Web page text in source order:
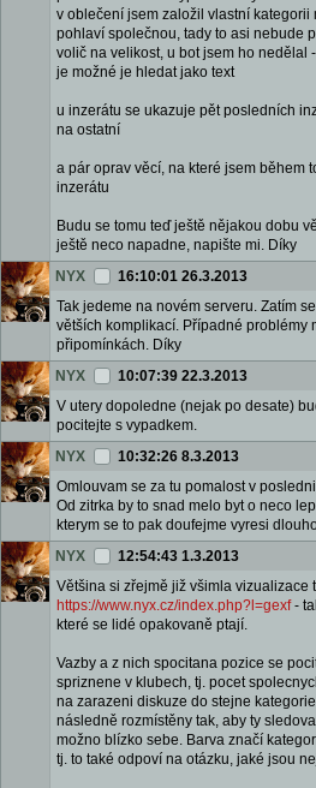
v oblečení jsem založil vlastní kategorii
pohlaví společnou, tady to asi nebude
volič na velikost, u bot jsem ho nedělal
je možné je hledat jako text
u inzerátu se ukazuje pět posledních
na ostatní
a pár oprav věcí, na které jsem během
inzerátu
Budu se tomu teď ještě nějakou dobu
ještě neco napadne, napište mi. Díky
NYX
16:10:01 26.3.2013
Tak jedeme na novém serveru. Zatím
větších komplikací. Případné problémy
připomínkách. Díky
NYX
10:07:39 22.3.2013
V utery dopoledne (nejak po desate)
pocitejte s vypadkem.
NYX
10:32:26 8.3.2013
Omlouvam se za tu pomalost v
Od zitrka by to snad melo byt o neco
kterym se to pak doufejme vyresi
NYX
12:54:43 1.3.2013
Většina si zřejmě již všimla vizualizace
https://www.nyx.cz/index.php?l=gexf-
které se lidé opakovaně ptají.
Vazby a z nich spocitana pozice se
spriznene v klubech, tj. pocet
na zarazeni diskuze do stejne
následně rozmístěny tak, aby ty
možno blízko sebe. Barva značí
tj. to také odpoví na otázku, jaké jsou